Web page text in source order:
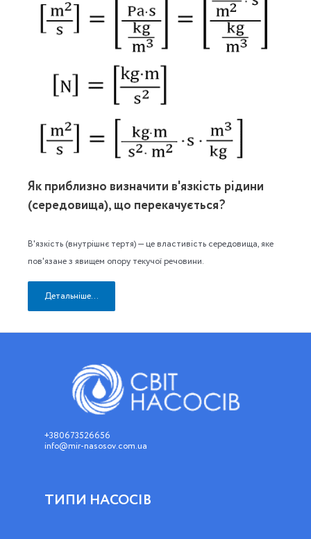
Як приблизно визначити в'язкість рідини
(середовища), що перекачується?
В'язкість (внутрішнє тертя) — це властивість середовища, яке
пов'язане з явищем опору текучої речовини.
Детальніше...
+380673526656
info@mir-nasosov.com.ua
ТИПИ НАСОСІВ